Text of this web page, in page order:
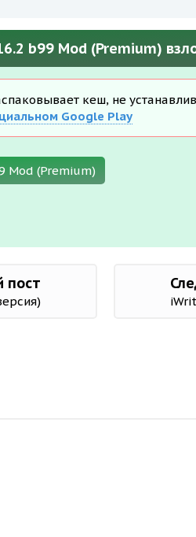
b99 Mod (Premium)
кеш, не
Google Play
Mod (Premium)
пост